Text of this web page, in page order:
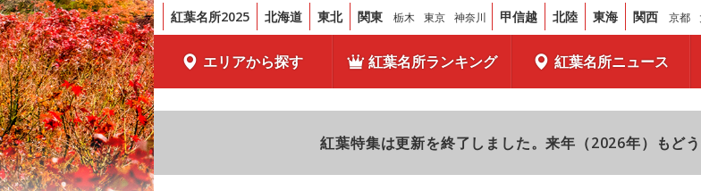
紅葉名所2025 北海道 東北 関東 栃木 東京 神奈川 甲信越 北陸 東海 関西 京都
エリアから探す 紅葉名所ランキング 紅葉名所ニュース
紅葉特集は更新を終了しました。来年（2026年）もど